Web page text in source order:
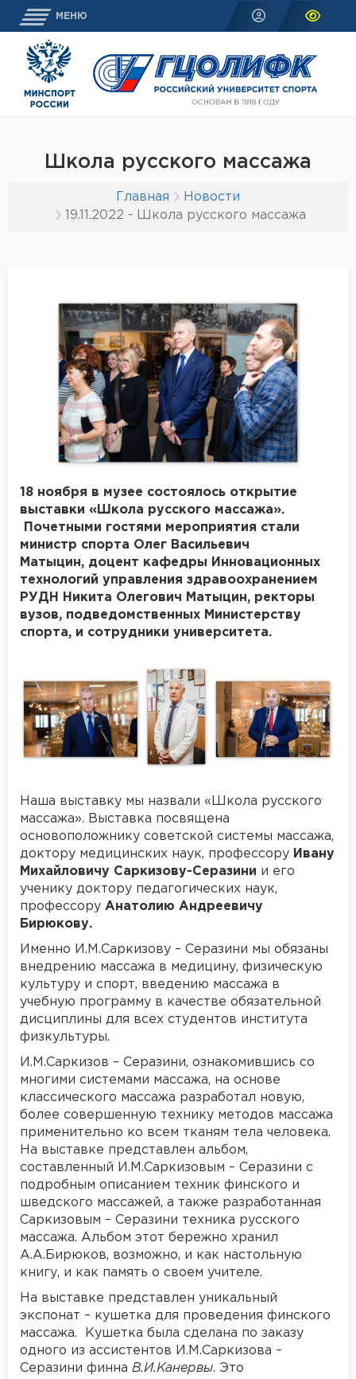
МЕНЮ
Школа русского массажа
Главная
Новости
19.11.2022 - Школа русского массажа
18 ноября в музее состоялось открытие
выставки «Школа русского массажа».
Почетными гостями мероприятия стали
министр спорта Олег Васильевич
Матыцин, доцент кафедры Инновационных
технологий управления здравоохранением
РУДН Никита Олегович Матыцин, ректоры
вузов, подведомственных Министерству
спорта, и сотрудники университета.
Наша выставку мы назвали «Школа русского
массажа». Выставка посвящена
основоположнику советской системы массажа,
доктору медицинских наук, профессору Ивану
Михайловичу Саркизову-Серазини и его
ученику доктору педагогических наук,
профессору Анатолию Андреевичу
Бирюкову.
Именно И.М.Саркизову – Серазини мы обязаны
внедрению массажа в медицину, физическую
культуру и спорт, введению массажа в
учебную программу в качестве обязательной
дисциплины для всех студентов института
физкультуры.
И.М.Саркизов – Серазини, ознакомившись со
многими системами массажа, на основе
классического массажа разработал новую,
более совершенную технику методов массажа
применительно ко всем тканям тела человека.
На выставке представлен альбом,
составленный И.М.Саркизовым – Серазини с
подробным описанием техник финского и
шведского массажей, а также разработанная
Саркизовым – Серазини техника русского
массажа. Альбом этот бережно хранил
А.А.Бирюков, возможно, и как настольную
книгу, и как память о своем учителе.
На выставке представлен уникальный
экспонат – кушетка для проведения финского
массажа. Кушетка была сделана по заказу
одного из ассистентов И.М.Саркизова –
Серазини финна В.И.Канервы. Это